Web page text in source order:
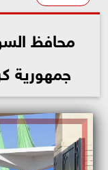
محافظ
جمهورية